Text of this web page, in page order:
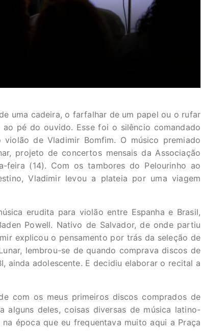
uma cadeira, o farfalhar de um papel ou o rufar
pé do ouvido. Esse foi o silêncio comandado
de Vladimir Bomfim. O músico premiado
projeto de concertos mensais da Associação
feira (14). Com os tambores do Pelourinho ao
Vladimir levou a plateia por uma viagem
erudita para violão entre Espanha e Brasil,
Powell. Nativo de Salvador, de onde partiu
explicou o pensamento por trás da seleção de
lembrou-se de quando comprava discos de
ainda adolescente. E decidiu elaborar o recital a
com os meus primeiros discos comprados de
deles, coisas diversas de música latino-
época que eu frequentava muito aqui a Praça